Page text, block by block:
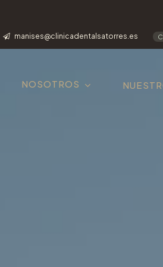
manises@clinicadentalsatorres.es
NOSOTROS